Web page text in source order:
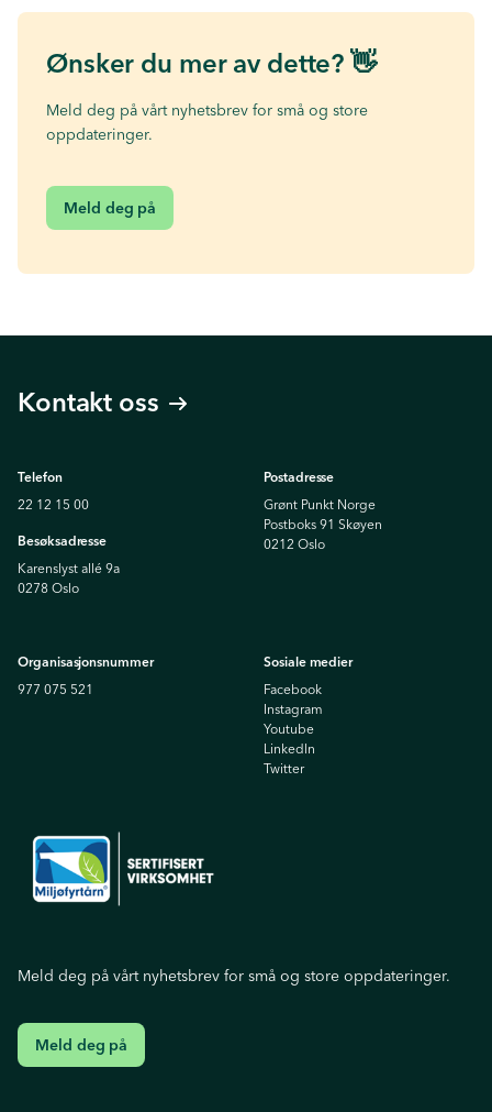
Ønsker du mer av dette? 👋
Meld deg på vårt nyhetsbrev for små og store
oppdateringer.
Meld deg på
Kontakt oss
Telefon
22 12 15 00
Besøksadresse
Karenslyst allé 9a
0278 Oslo
Postadresse
Grønt Punkt Norge
Postboks 91 Skøyen
0212 Oslo
Organisasjonsnummer
977 075 521
Sosiale medier
Facebook
Instagram
Youtube
Linkedln
Twitter
Meld deg på vårt nyhetsbrev for små og store oppdateringer.
Meld deg på